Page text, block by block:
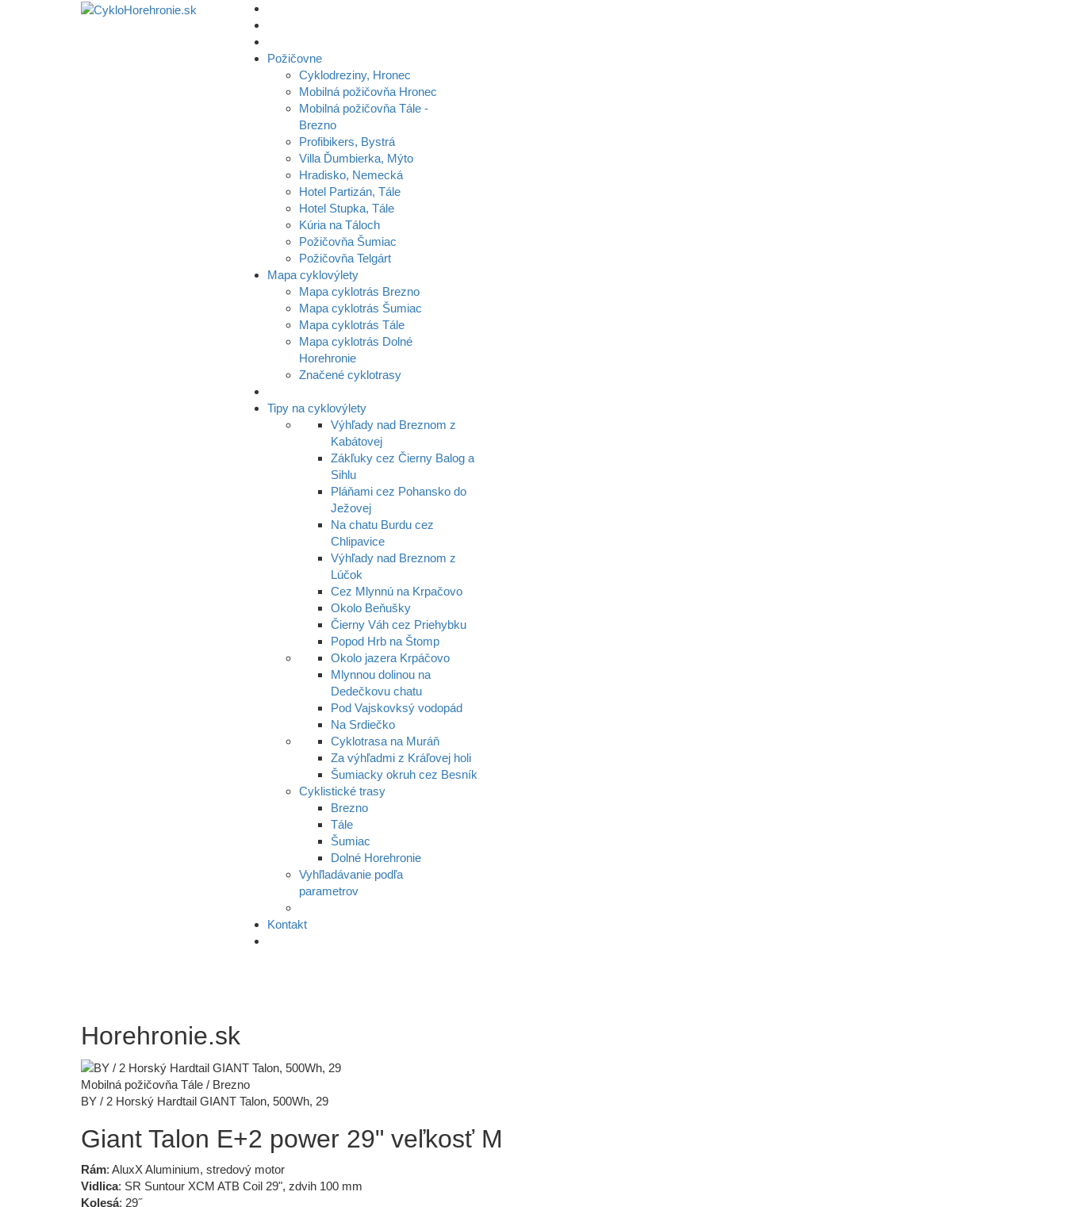
Požičovne
Cyklodreziny, Hronec
Mobilná požičovňa Hronec
Mobilná požičovňa Tále -
Brezno
Profibikers, Bystrá
Villa Ďumbierka, Mýto
Hradisko, Nemecká
Hotel Partizán, Tále
Hotel Stupka, Tále
Kúria na Táloch
Požičovňa Šumiac
Požičovňa Telgárt
Mapa cyklovýlety
Mapa cyklotrás Brezno
Mapa cyklotrás Šumiac
Mapa cyklotrás Tále
Mapa cyklotrás Dolné
Horehronie
Značené cyklotrasy
Tipy na cyklovýlety
Výhľady nad Breznom z
Kabátovej
Zákľuky cez Čierny Balog a
Sihlu
Pláňami cez Pohansko do
Ježovej
Na chatu Burdu cez
Chlipavice
Výhľady nad Breznom z
Lúčok
Cez Mlynnú na Krpačovo
Okolo Beňušky
Čierny Váh cez Priehybku
Popod Hrb na Štomp
Okolo jazera Krpáčovo
Mlynnou dolinou na
Dedečkovu chatu
Pod Vajskovksý vodopád
Na Srdiečko
Cyklotrasa na Muráň
Za výhľadmi z Kráľovej holi
Šumiacky okruh cez Besník
Cyklistické trasy
Brezno
Tále
Šumiac
Dolné Horehronie
Vyhľladávanie podľa
parametrov
Kontakt
Horehronie.sk
Mobilná požičovňa Tále / Brezno
BY / 2 Horský Hardtail GIANT Talon, 500Wh, 29
Giant Talon E+2 power 29" veľkosť M
Rám: AluxX Aluminium, stredový motor
Vidlica: SR Suntour XCM ATB Coil 29", zdvih 100 mm
Kolesá: 29˝